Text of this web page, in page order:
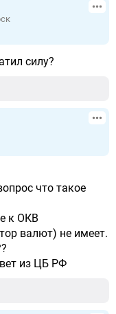
силу?
что такое
к ОКВ
валют) не имеет.
из ЦБ РФ